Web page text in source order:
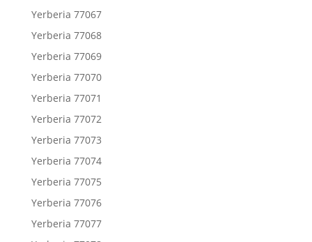
Yerberia 77067
Yerberia 77068
Yerberia 77069
Yerberia 77070
Yerberia 77071
Yerberia 77072
Yerberia 77073
Yerberia 77074
Yerberia 77075
Yerberia 77076
Yerberia 77077